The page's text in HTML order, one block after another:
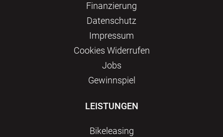
Finanzierung
Datenschutz
Impressum
Сookies Widerrufen
Jobs
Gewinnspiel
LEISTUNGEN
Bikeleasing